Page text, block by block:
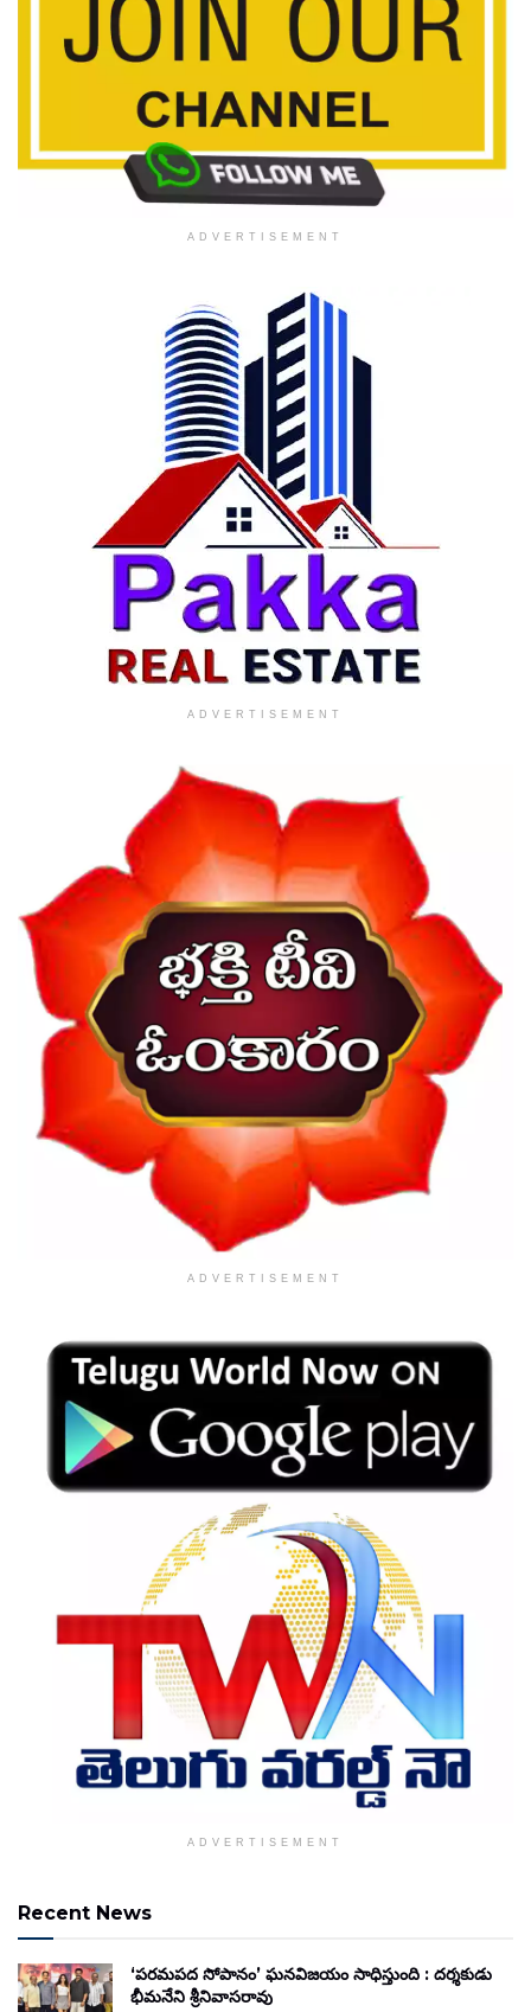
ADVERTISEMENT
ADVERTISEMENT
ADVERTISEMENT
ADVERTISEMENT
Recent News
‘పరమపద సోపానం’ ఘనవిజయం సాధిస్తుంది : దర్శకుడు
భీమనేని శ్రీనివాసరావు